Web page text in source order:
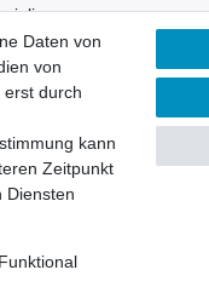
Referenzen
Referenzen
Daten von
von
durch
kann
Zeitpunkt
Diensten
Funktional